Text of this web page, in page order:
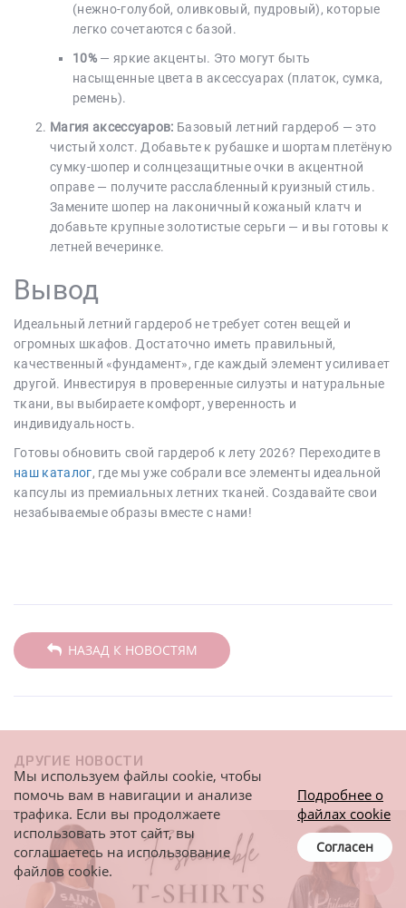
(нежно-голубой, оливковый, пудровый), которые
легко сочетаются с базой.
10%— яркие акценты. Это могут быть
насыщенные цвета в аксессуарах (платок, сумка,
ремень).
Магия аксессуаров: Базовый летний гардероб — это
чистый холст. Добавьте к рубашке и шортам плетёную
сумку-шопер и солнцезащитные очки в акцентной
оправе — получите расслабленный круизный стиль.
Замените шопер на лаконичный кожаный клатч и
добавьте крупные золотистые серьги — и вы готовы к
летней вечеринке.
Вывод
Идеальный летний гардероб не требует сотен вещей и
огромных шкафов. Достаточно иметь правильный,
качественный «фундамент», где каждый элемент усиливает
другой. Инвестируя в проверенные силуэты и натуральные
ткани, вы выбираете комфорт, уверенность и
индивидуальность.
Готовы обновить свой гардероб к лету 2026? Переходите в
наш каталог, где мы уже собрали все элементы идеальной
капсулы из премиальных летних тканей. Создавайте свои
незабываемые образы вместе с нами!
НАЗАД К НОВОСТЯМ
ДРУГИЕ НОВОСТИ
Мы используем файлы cookie, чтобы
помочь вам в навигации и анализе
трафика. Если вы продолжаете
использовать этот сайт, вы
соглашаетесь на использование
файлов cookie.
Подробнее о
файлах cookie
Согласен